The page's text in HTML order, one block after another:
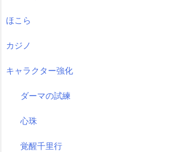
ほこら
カジノ
キャラクター強化
ダーマの試練
心珠
覚醒千里行